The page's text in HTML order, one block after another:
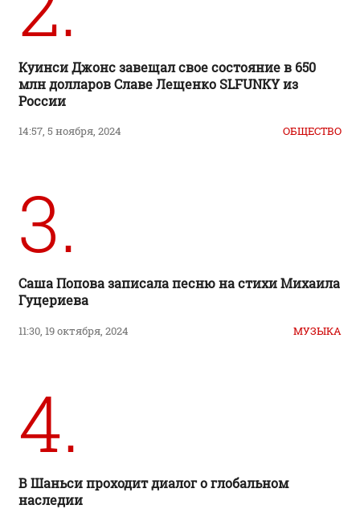
Куинси Джонс завещал свое состояние в 650
млн долларов Славе Лещенко SLFUNKY из
России
14:57, 5 ноября, 2024 ОБЩЕСТВО
3.
Саша Попова записала песню на стихи Михаила
Гуцериева
11:30, 19 октября, 2024 МУЗЫКА
4.
В Шаньси проходит диалог о глобальном
наследии